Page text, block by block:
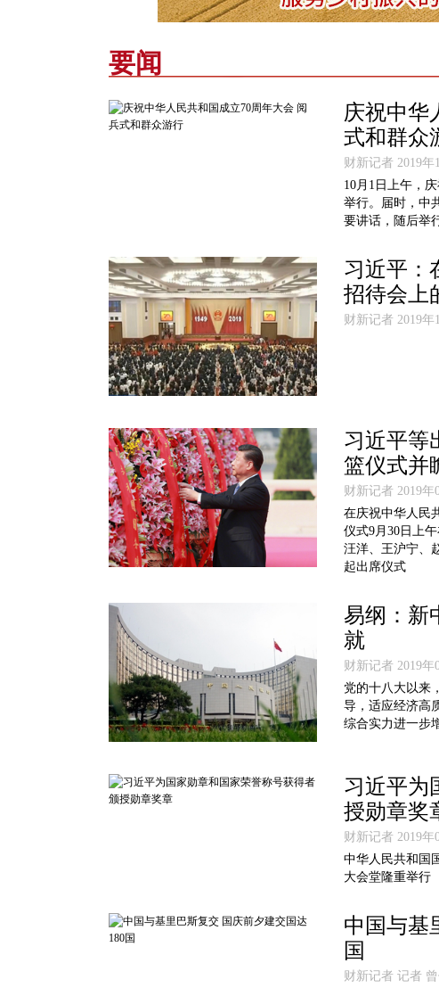
要闻
庆祝中华
式和群众
财新记者 2019年
10月1日上午，
举行。届时，中
要讲话，随后举
习近平：
招待会上
财新记者 2019年
习近平等
篮仪式并
财新记者 2019年
在庆祝中华人民
仪式9月30日上
汪洋、王沪宁、
起出席仪式
易纲：新
就
财新记者 2019年
党的十八大以来
导，适应经济高
综合实力进一步
习近平为
授勋章奖
财新记者 2019年
中华人民共和国
大会堂隆重举行
中国与基
国
财新记者 记者